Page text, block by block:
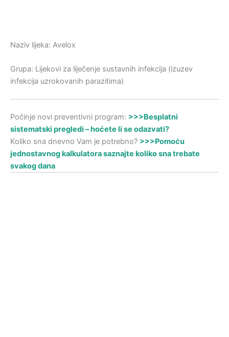
Naziv lijeka: Avelox
Grupa: Lijekovi za liječenje sustavnih infekcija (izuzev
infekcija uzrokovanih parazitima)
Počinje novi preventivni program: >>>Besplatni
sistematski pregledi – hoćete li se odazvati?
Koliko sna dnevno Vam je potrebno? >>>Pomoću
jednostavnog kalkulatora saznajte koliko sna trebate
svakog dana